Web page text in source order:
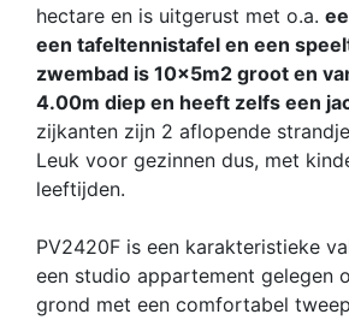
hectare en is uitgerust met o.a.
een tafeltennistafel en een
zwembad is 10x5m2 groot en
4.00m diep en heeft zelfs een
zijkanten zijn 2 aflopende
Leuk voor gezinnen dus, met
leeftijden.
PV2420F is een karakteristieke
een studio appartement gelegen
grond met een comfortabel